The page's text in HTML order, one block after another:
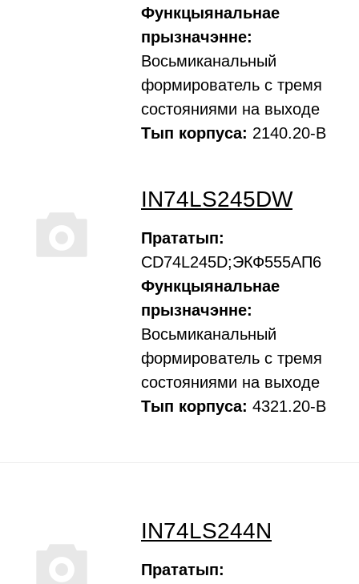
Функцыянальнае
прызначэнне:
Восьмиканальный
формирователь с тремя
состояниями на выходе
Тып корпуса: 2140.20-В
IN74LS245DW
Прататып:
CD74L245D;ЭКФ555АП6
Функцыянальнае
прызначэнне:
Восьмиканальный
формирователь с тремя
состояниями на выходе
Тып корпуса: 4321.20-В
IN74LS244N
Прататып: